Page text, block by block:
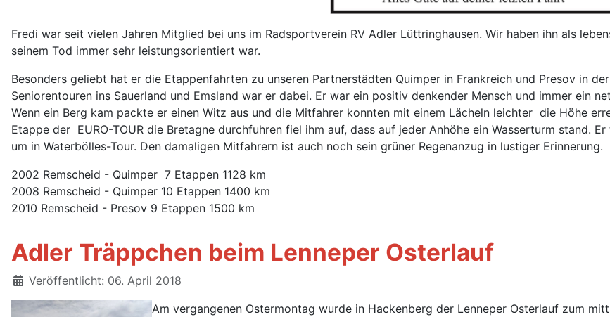
Fredi war seit vielen Jahren Mitglied bei uns im Radsportverein RV Adler Lüttringhausen. Wir haben ihn als
seinem Tod immer sehr leistungsorientiert war.
Besonders geliebt hat er die Etappenfahrten zu unseren Partnerstädten Quimper in Frankreich und Presov in
Seniorentouren ins Sauerland und Emsland war er dabei. Er war ein positiv denkender Mensch und immer ein
Wenn ein Berg kam packte er einen Witz aus und die Mitfahrer konnten mit einem Lächeln leichter die Höhe
Etappe der EURO-TOUR die Bretagne durchfuhren fiel ihm auf, dass auf jeder Anhöhe ein Wasserturm stand. Er
um in Waterbölles-Tour. Den damaligen Mitfahrern ist auch noch sein grüner Regenanzug in lustiger Erinnerung.
2002 Remscheid - Quimper 7 Etappen 1128 km
2008 Remscheid - Quimper 10 Etappen 1400 km
2010 Remscheid - Presov 9 Etappen 1500 km
Adler Träppchen beim Lenneper Osterlauf
Details
Veröffentlicht: 06. April 2018
Am vergangenen Ostermontag wurde in Hackenberg der Lenneper Osterlauf zum